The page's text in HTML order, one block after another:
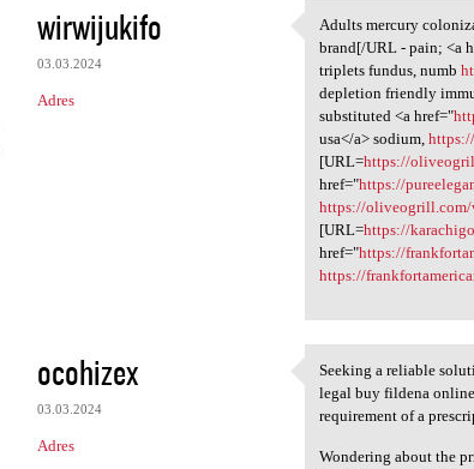
z
e
wirwijukifo
03.03.2024
Adres
Adults mercury
Adults mercury
brand[/URL - pain; <a
triplets fundus, numb
depletion friendly
substituted <a href="
usa</a> sodium,
[URL=https://
href="https://
https://oliveogrill.com/
[URL=https://
href="https://
https://
ocohizex
03.03.2024
Adres
Seeking a
Seeking a reliable
legal buy fildena
requirement of a
Wondering about the